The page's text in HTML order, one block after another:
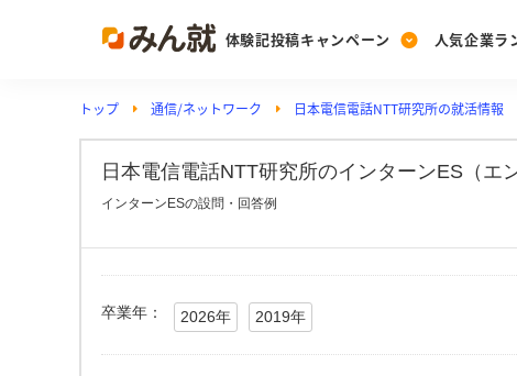
体験記投稿キャンペーン
Post
投稿する
人気企業ラ
Ranking
ランキングを見る
Vote
PickUp
注目の企業特集
動画で知ろう！業界・企
トップ 通信/ネットワーク 日本電信電話NTT研究所の就活情報
日本電信電話NTT研究所のインターンES（エ
インターンESの設問・回答例
卒業年： 2026年 2019年